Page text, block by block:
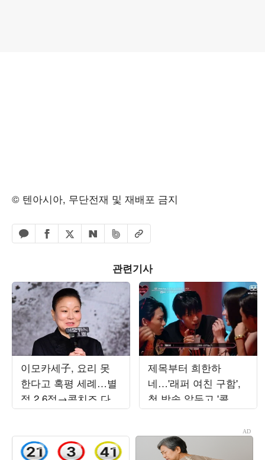
© 텐아시아, 무단전재 및 재배포 금지
카카오톡 공유하기
페이스북 공유하기
엑스 공유하기
네이버 공유하기
밴드 공유하기
URL복사
관련기사
이모카세子, 요리 못
한다고 혹평 세례…별
점 2.6점→콘치즈 다
굳어 "버려라"('스레
제목부터 희한하
네…'래퍼 여친 구함',
첫 방송 앞두고 '콜아
웃 ♥데이트' 현장 공개